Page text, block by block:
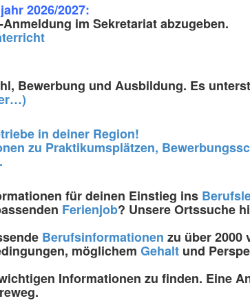
2026/2027:
im Sekretariat abzugeben.
Bewerbung und Ausbildung. Es
in deiner Region!
zu Praktikumsplätzen,
für deinen Einstieg ins
Ferienjob? Unsere Ortssuche
Berufsinformationen zu über 2000
möglichem Gehalt und
Informationen zu finden. Eine